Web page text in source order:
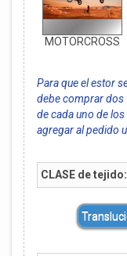
MOTORCROSS
Para que el estor
debe comprar dos
de cada uno de
agregar al pedido
CLASE de tejido: